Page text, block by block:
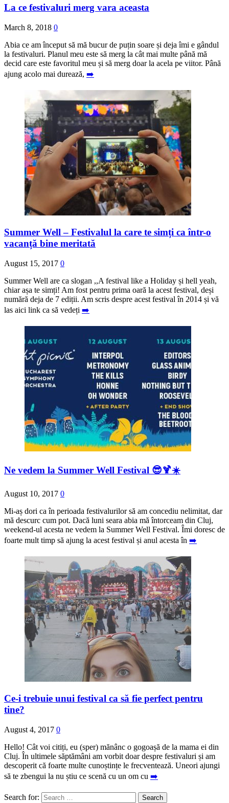
La ce festivaluri merg vara aceasta
March 8, 2018 0
Abia ce am început să mă bucur de puțin soare și deja îmi e gândul
la festivaluri. Planul meu este să merg la cât mai multe până mă
decid care este favoritul meu și să merg doar la acela pe viitor. Până
ajung acolo mai durează, ➡️
Summer Well – Festivalul la care te simți ca într-o
vacanță bine meritată
August 15, 2017 0
Summer Well are ca slogan ,,A festival like a Holiday și hell yeah,
chiar așa te simți! Am fost pentru prima oară la acest festival, deși
numără deja de 7 ediții. Am scris despre acest festival în 2014 și vă
las aici link ca să vedeți ➡️
Ne vedem la Summer Well Festival 😎🍹☀️
August 10, 2017 0
Mi-aș dori ca în perioada festivalurilor să am concediu nelimitat, dar
mă descurc cum pot. Dacă luni seara abia mă întorceam din Cluj,
weekend-ul acesta ne vedem la Summer Well Festival. Îmi doresc de
foarte mult timp să ajung la acest festival și anul acesta în ➡️
Ce-i trebuie unui festival ca să fie perfect pentru
tine?
August 4, 2017 0
Hello! Cât voi citiți, eu (sper) mănânc o gogoașă de la mama ei din
Cluj. În ultimele săptămâni am vorbit doar despre festivaluri și am
descoperit că foarte multe cunoștințe le frecventează. Uneori ajungi
să te zbengui la nu știu ce scenă cu un om cu ➡️
Search for: